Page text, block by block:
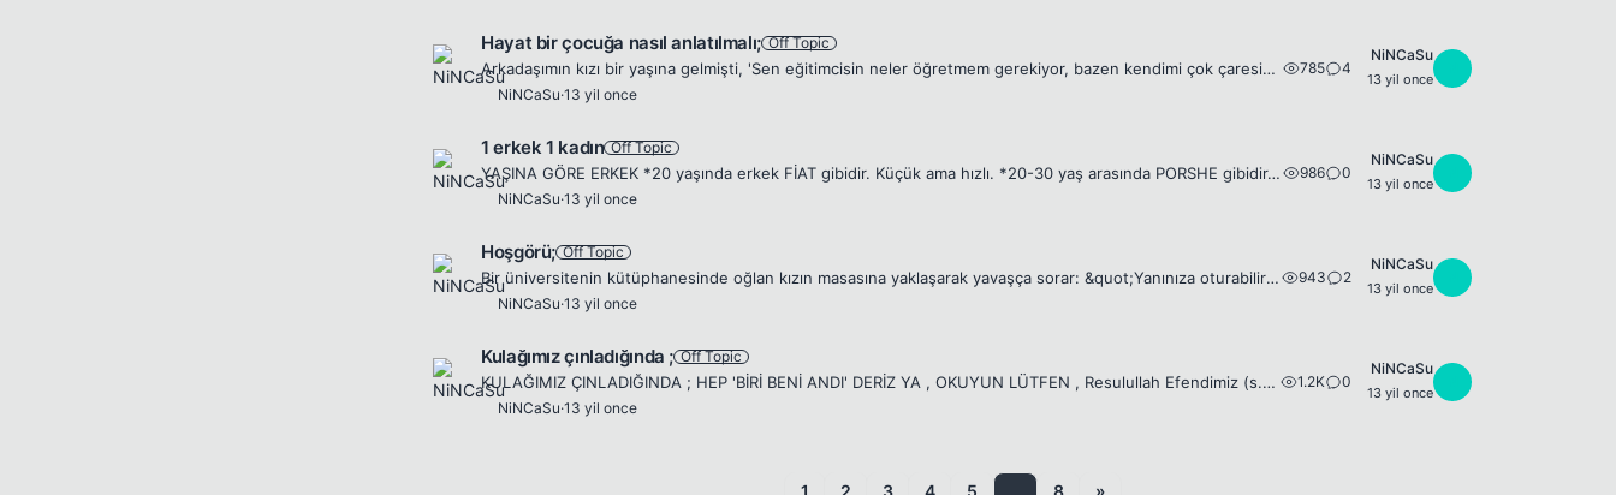
Hayat bir çocuğa nasıl anlatılmalı; Off Topic
Arkadaşımın kızı bir yaşına gelmişti, 'Sen eğitimcisin neler öğretmem gerekiyor, bazen kendimi çok çaresiz hissediyorum' dedi. Sorusu kolaydı ama,yanıtı zordu, akıl vermesi basitti ama uygulaması kar...
NiNCaSu·13 yil once
785 4
NiNCaSu
13 yil once
1 erkek 1 kadın Off Topic
YAŞINA GÖRE ERKEK *20 yaşında erkek FİAT gibidir. Küçük ama hızlı. *20-30 yaş arasında PORSHE gibidir. Hızlı ve konforlu. *30-40 arası erkek VOLVO gibidir. Biraz sıkıcı ama teknik olarak mükemmel. *4...
NiNCaSu·13 yil once
986 0
NiNCaSu
13 yil once
Hoşgörü; Off Topic
Bir üniversitenin kütüphanesinde oğlan kızın masasına yaklaşarak yavaşça sorar: &quot;Yanınıza oturabilir miyim?&quot; Kız, yüksek sesle yanıt verir: &quot;GECEMİ SİZİNLE BERBAT ETMEK İSTEMEM!..&quot...
NiNCaSu·13 yil once
943 2
NiNCaSu
13 yil once
Kulağımız çınladığında ; Off Topic
KULAĞIMIZ ÇINLADIĞINDA ; HEP 'BİRİ BENİ ANDI' DERİZ YA , OKUYUN LÜTFEN , Resulullah Efendimiz (s.a.v.) buyurdular: “Birinizin kulağı çınladığında beni ansın ve bana salavat getirsin ve ‘zekerallahü m...
NiNCaSu·13 yil once
1.2K 0
NiNCaSu
13 yil once
1 2 3 4 5 8 »